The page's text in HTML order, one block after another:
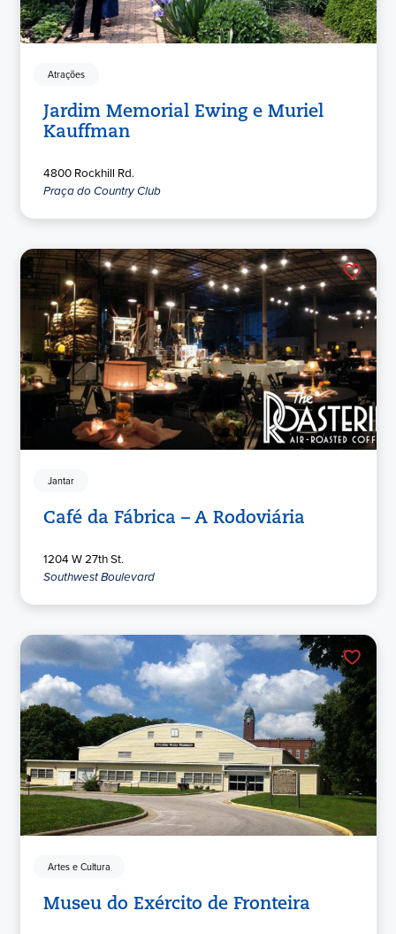
Atrações
Jardim Memorial Ewing e Muriel
Kauffman
4800 Rockhill Rd.
Praça do Country Club
Jantar
Café da Fábrica – A Rodoviária
1204 W 27th St.
Southwest Boulevard
Artes e Cultura
Museu do Exército de Fronteira